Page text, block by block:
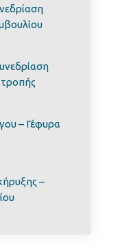
– Γέφυρα
–